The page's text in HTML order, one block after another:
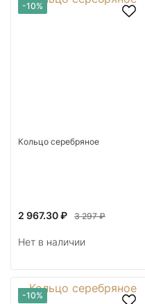
-10%
Кольцо серебряное
2 967.30 ₽ 3 297 ₽
Нет в наличии
-10%